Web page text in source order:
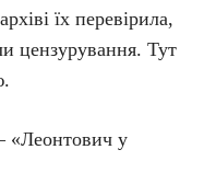
їх перевірила,
цензурування. Тут
«Леонтович у